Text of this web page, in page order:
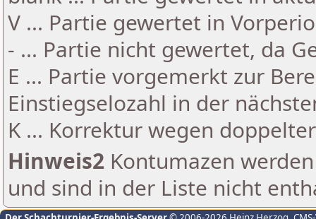
V ... Partie gewertet in
- ... Partie nicht gewertet, da
E ... Partie vorgemerkt zur
Einstiegselozahl in der
K ... Korrektur wegen
Hinweis2 Kontumazen
und sind in der Liste nicht